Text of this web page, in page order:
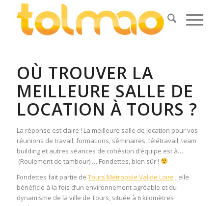
OÙ TROUVER LA
MEILLEURE SALLE DE
LOCATION À TOURS ?
La réponse est claire ! La meilleure salle de location pour vos
réunions de travail, formations, séminaires, télétravail, team
building et autres séances de cohésion d’équipe est à…
(Roulement de tambour) … Fondettes, bien sûr !
Fondettes fait partie de Tours Métropole Val de Loire ; elle
bénéficie à la fois d’un environnement agréable et du
dynamisme de la ville de Tours, située à 6 kilomètres